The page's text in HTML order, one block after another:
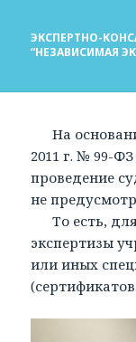
ЭКСПЕРТНО-
“НЕЗАВИСИМАЯ
На
2011 г. № 99-
проведение
не
То есть, для
экспертизы
или иных